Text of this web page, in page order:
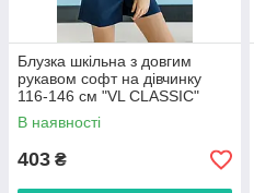
Блузка шкільна з довгим
рукавом софт на дівчинку
116-146 см "VL CLASSIC"
недорого від прямого
постачальника
В наявності
403 ₴